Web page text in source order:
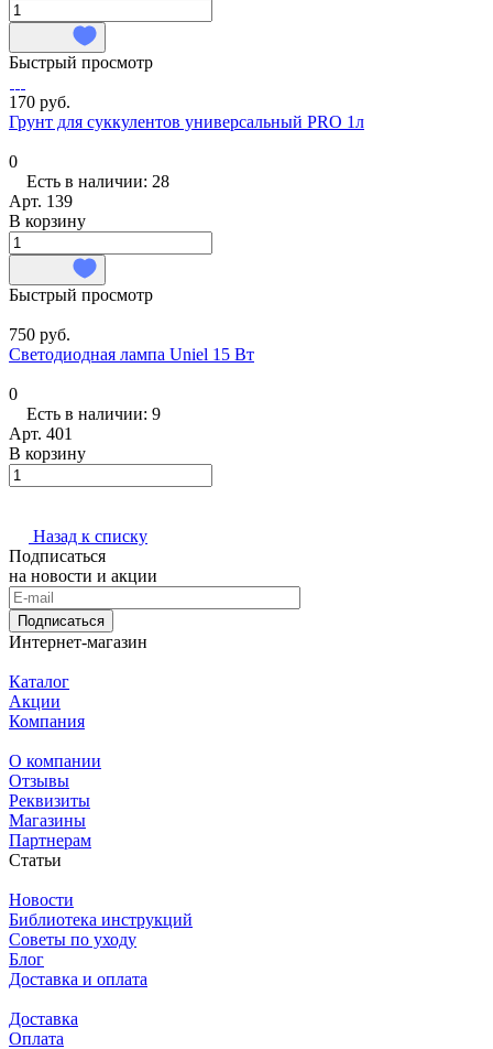
Быстрый просмотр
170 руб.
Грунт для суккулентов универсальный PRO 1л
0
Есть в наличии: 28
Арт. 139
В корзину
Быстрый просмотр
750 руб.
Светодиодная лампа Uniel 15 Вт
0
Есть в наличии: 9
Арт. 401
В корзину
Назад к списку
Подписаться
на новости и акции
Подписаться
Интернет-магазин
Каталог
Акции
Компания
О компании
Отзывы
Реквизиты
Магазины
Партнерам
Статьи
Новости
Библиотека инструкций
Советы по уходу
Блог
Доставка и оплата
Доставка
Оплата